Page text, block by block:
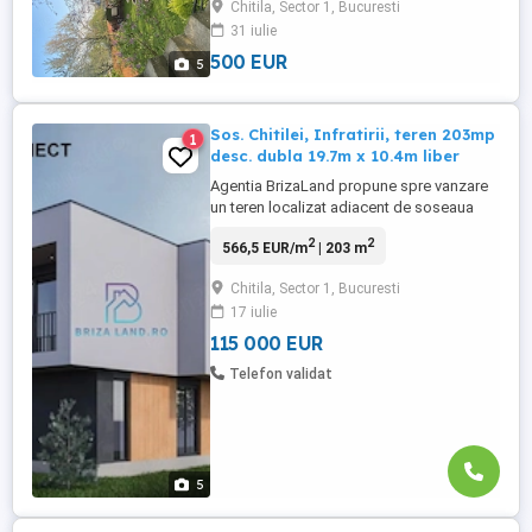
5
15m,se află pe colț și are toate utilitățile în
curte . Preț negociabil,500 m2.
Chitila, Sector 1, Bucuresti
31 iulie
500 EUR
5
1
Sos. Chitilei, Infratirii, teren 203mp
desc. dubla 19.7m x 10.4m liber
Agentia BrizaLand propune spre vanzare
un teren localizat adiacent de soseaua
203mp si deschidere dubla 19.7m x
imobilul este situat la 4 minute de mers pe
jos fata de sosea si statia stb, si la 15
minute fata de statia ...
566,5 EUR/m2| 203 m2
Chitila, Sector 1, Bucuresti
17 iulie
115 000 EUR
Telefon validat